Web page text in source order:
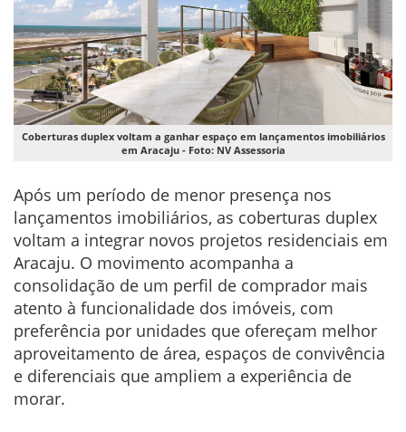
Coberturas duplex voltam a ganhar espaço em lançamentos imobiliários
em Aracaju - Foto: NV Assessoria
Após um período de menor presença nos
lançamentos imobiliários, as coberturas duplex
voltam a integrar novos projetos residenciais em
Aracaju. O movimento acompanha a
consolidação de um perfil de comprador mais
atento à funcionalidade dos imóveis, com
preferência por unidades que ofereçam melhor
aproveitamento de área, espaços de convivência
e diferenciais que ampliem a experiência de
morar.